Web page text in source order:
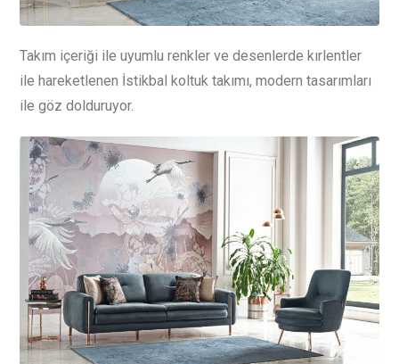
Takım içeriği ile uyumlu renkler ve desenlerde kırlentler
ile hareketlenen İstikbal koltuk takımı, modern tasarımları
ile göz dolduruyor.